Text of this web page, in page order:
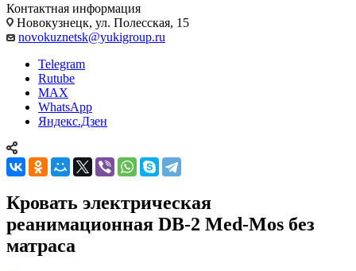
Контактная информация
Новокузнецк, ул. Полесская, 15
novokuznetsk@yukigroup.ru
Telegram
Rutube
MAX
WhatsApp
Яндекс.Дзен
Кровать электрическая
реанимационная DB-2 Med-Mos без
матраса